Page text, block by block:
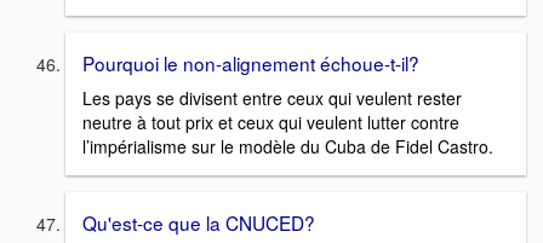
Pourquoi le non-alignement échoue-t-il?
Les pays se divisent entre ceux qui veulent rester
neutre à tout prix et ceux qui veulent lutter contre
l’impérialisme sur le modèle du Cuba de Fidel Castro.
Qu'est-ce que la CNUCED?